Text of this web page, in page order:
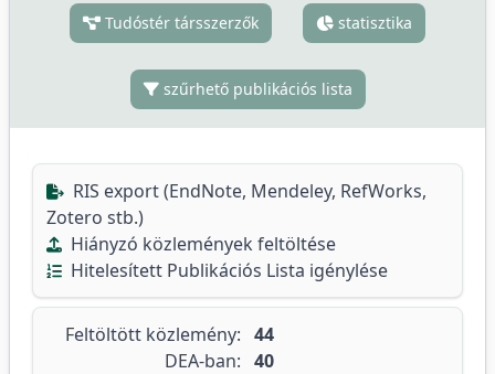
Tudóstér társszerzők statisztika
szűrhető publikációs lista
RIS export (EndNote, Mendeley, RefWorks,
Zotero stb.)
Hiányzó közlemények feltöltése
Hitelesített Publikációs Lista igénylése
Feltöltött közlemény: 44
DEA-ban: 40